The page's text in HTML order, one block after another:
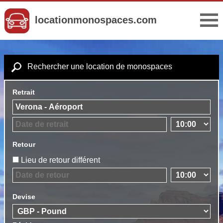
locationmonospaces.com
Rechercher une location de monospaces
Retrait
Retour
Lieu de retour différent
Devise